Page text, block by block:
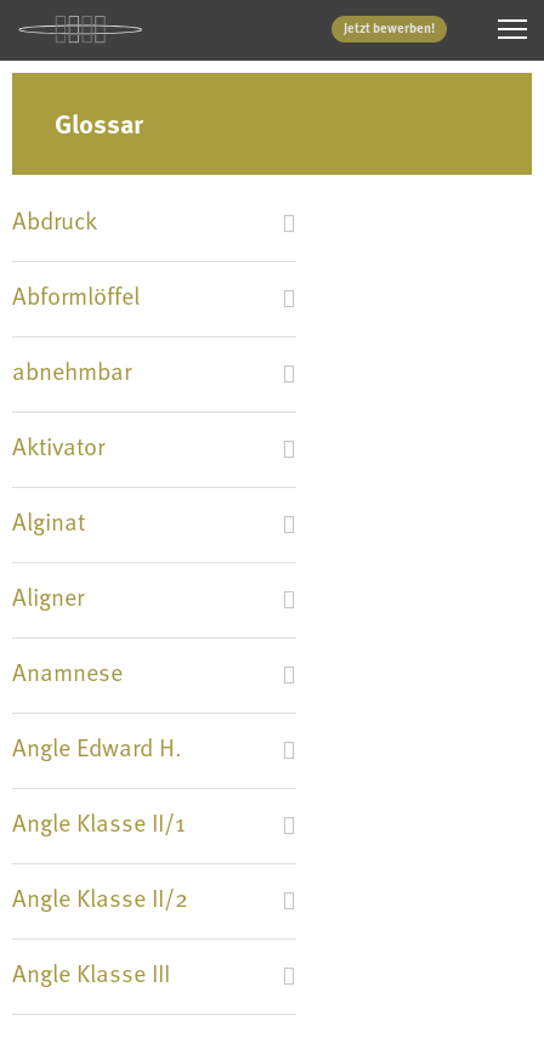
Jetzt bewerben!
Glossar
Abdruck
Abformlöffel
abnehmbar
Aktivator
Alginat
Aligner
Anamnese
Angle Edward H.
Angle Klasse II/1
Angle Klasse II/2
Angle Klasse III